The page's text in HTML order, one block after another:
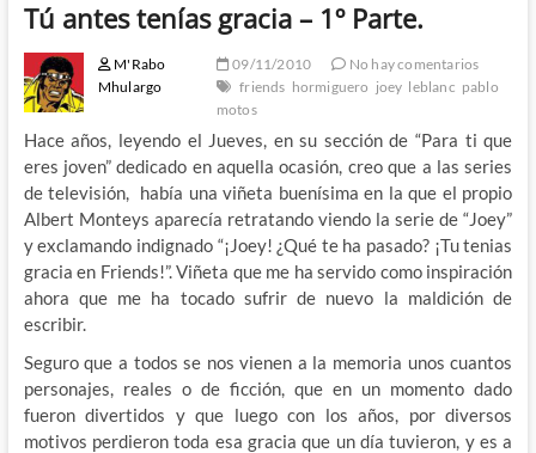
Tú antes tenías gracia – 1º Parte.
M'Rabo
Mhulargo
09/11/2010
No hay comentarios
friends hormiguero joey leblanc pablo
motos
Hace años, leyendo el Jueves, en su sección de “Para ti que
eres joven” dedicado en aquella ocasión, creo que a las series
de televisión, había una viñeta buenísima en la que el propio
Albert Monteys aparecía retratando viendo la serie de “Joey”
y exclamando indignado “¡Joey! ¿Qué te ha pasado? ¡Tu tenias
gracia en Friends!”. Viñeta que me ha servido como inspiración
ahora que me ha tocado sufrir de nuevo la maldición de
escribir.
Seguro que a todos se nos vienen a la memoria unos cuantos
personajes, reales o de ficción, que en un momento dado
fueron divertidos y que luego con los años, por diversos
motivos perdieron toda esa gracia que un día tuvieron, y es a